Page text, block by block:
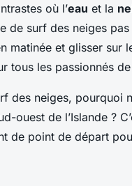
où l’eau et la
de surf des neiges
matinée et glisser sur
tous les passionnés
des neiges, pourquoi
ouest de l’Islande ?
de point de départ